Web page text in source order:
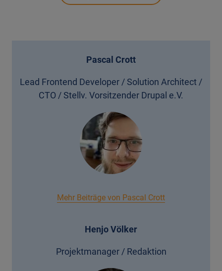
Pascal Crott
Lead Frontend Developer / Solution Architect /
CTO / Stellv. Vorsitzender Drupal e.V.
Mehr Beiträge von Pascal Crott
Henjo Völker
Projektmanager / Redaktion